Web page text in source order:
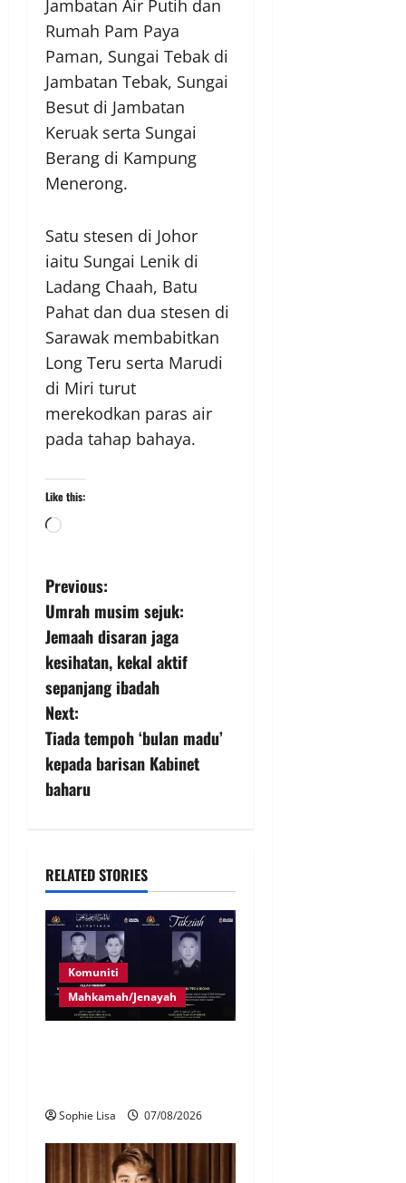
Jambatan Air Putih dan
Rumah Pam Paya
Paman, Sungai Tebak di
Jambatan Tebak, Sungai
Besut di Jambatan
Keruak serta Sungai
Berang di Kampung
Menerong.
Satu stesen di Johor
iaitu Sungai Lenik di
Ladang Chaah, Batu
Pahat dan dua stesen di
Sarawak membabitkan
Long Teru serta Marudi
di Miri turut
merekodkan paras air
pada tahap bahaya.
Like this:
Previous:
Umrah musim sejuk:
Jemaah disaran jaga
kesihatan, kekal aktif
sepanjang ibadah
Next:
Tiada tempoh ‘bulan madu’
kepada barisan Kabinet
baharu
RELATED STORIES
Komuniti
Mahkamah/Jenayah
Sophie Lisa 07/08/2026